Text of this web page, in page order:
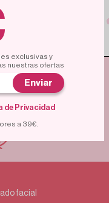
ENVÍO GRATUITO
A PARTIR DE 35€
POLÍTICA DE
facial
exclusivas y
nuestras ofertas
Enviar
de Privacidad
a 39€.